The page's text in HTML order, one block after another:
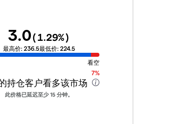
3.0(1.29%)
最高价: 236.5最低价: 224.5
看空
7%
持仓客户看多该市场
此价格已延迟至少 15 分钟。